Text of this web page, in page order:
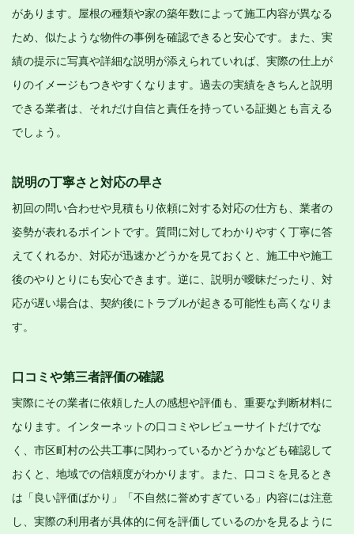
があります。屋根の種類や家の築年数によって施工内容が異なる
ため、似たような物件の事例を確認できると安心です。また、実
績の提示に写真や詳細な説明が添えられていれば、実際の仕上が
りのイメージもつきやすくなります。過去の実績をきちんと説明
できる業者は、それだけ自信と責任を持っている証拠とも言える
でしょう。
説明の丁寧さと対応の早さ
初回の問い合わせや見積もり依頼に対する対応の仕方も、業者の
姿勢が表れるポイントです。質問に対してわかりやすく丁寧に答
えてくれるか、対応が迅速かどうかを見ておくと、施工中や施工
後のやりとりにも安心できます。逆に、説明が曖昧だったり、対
応が遅い場合は、契約後にトラブルが起きる可能性も高くなりま
す。
口コミや第三者評価の確認
実際にその業者に依頼した人の感想や評価も、重要な判断材料に
なります。インターネットの口コミやレビューサイトだけでな
く、市区町村の公共工事に関わっているかどうかなども確認して
おくと、地域での信頼度がわかります。また、口コミを見るとき
は「良い評価ばかり」「不自然に誉めすぎている」内容には注意
し、実際の利用者が具体的に何を評価しているのかを見るように